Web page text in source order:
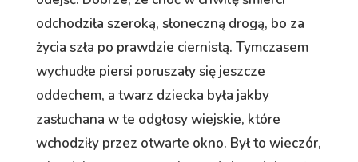
odchodziła szeroką, słoneczną drogą, bo za
życia szła po prawdzie ciernistą. Tymczasem
wychudłe piersi poruszały się jeszcze
oddechem, a twarz dziecka była jakby
zasłuchana w te odgłosy wiejskie, które
wchodziły przez otwarte okno. Był to wieczór,